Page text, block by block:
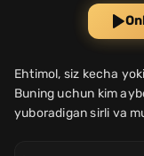
Ehtimol, siz kecha
Buning uchun kim
yuboradigan sirli va